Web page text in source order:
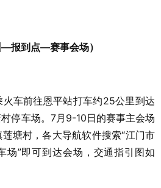
到点—赛事会场）
车前往恩平站打车约25公里到达
停车场。 7月9-10日的赛事主会场
塘村，各大导航软件搜索“江门市
场”即可到达会场，交通指引图如